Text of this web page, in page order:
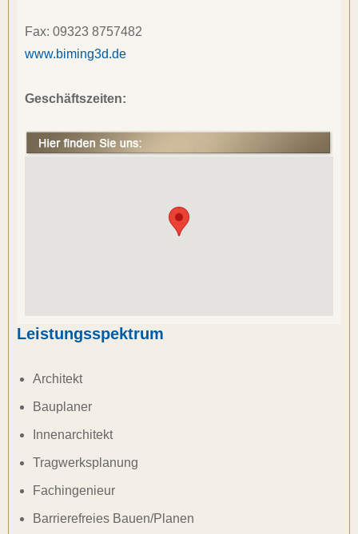
Fax: 09323 8757482
www.biming3d.de
Geschäftszeiten:
Leistungsspektrum
Architekt
Bauplaner
Innenarchitekt
Tragwerksplanung
Fachingenieur
Barrierefreies Bauen/Planen